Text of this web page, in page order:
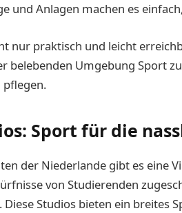
und Anlagen machen es
nur praktisch und leicht
belebenden Umgebung Sport
pflegen.
Sport für die
der Niederlande gibt es eine
von Studierenden
Studios bieten ein breites